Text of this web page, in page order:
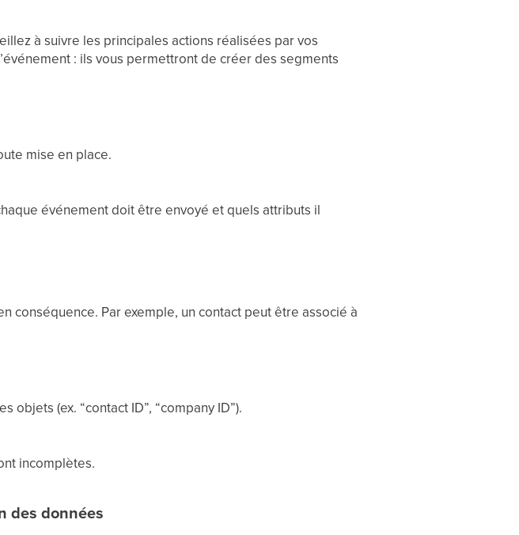
à suivre les principales actions réalisées par vos
: ils vous permettront de créer des segments
mise en place.
événement doit être envoyé et quels attributs il
conséquence. Par exemple, un contact peut être associé à
(ex. “contact ID”, “company ID”).
incomplètes.
des données